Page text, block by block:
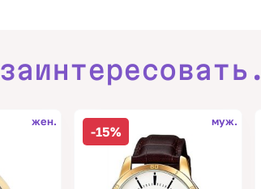
заинтересовать.
жен.
-15%
муж.